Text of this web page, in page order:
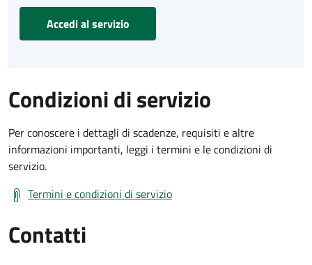
Accedi al servizio
Condizioni di servizio
Per conoscere i dettagli di scadenze, requisiti e altre
informazioni importanti, leggi i termini e le condizioni di
servizio.
Termini e condizioni di servizio
Contatti